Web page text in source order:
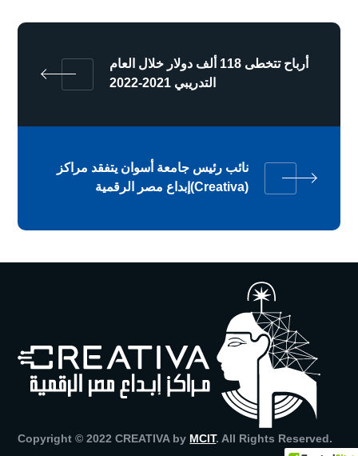
أرباح تتخطى 118 ألف دولار خلال العام
التدريبي 2021-2022
نائب رئيس جامعة أسوان يتفقد مراكز
إبداع مصر الرقمية(Creativa)
Copyright © 2022 CREATIVA by MCIT. All Rights Reserved.